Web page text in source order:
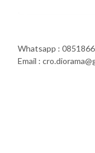
Whatsapp :
Email :